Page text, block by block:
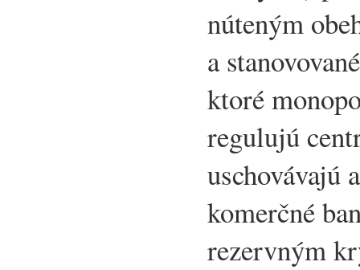
núteným
a
ktoré
regulujú
uschovávajú
komerčné
rezervným